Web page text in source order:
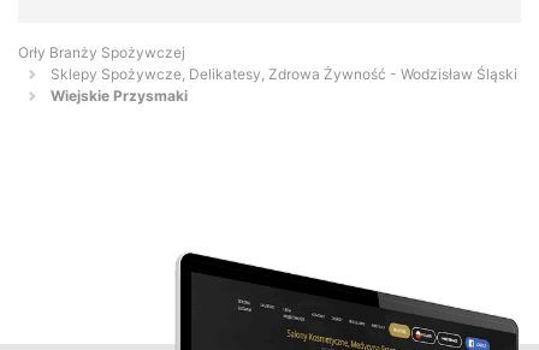
Orły Branży Spożywczej
Sklepy Spożywcze, Delikatesy, Zdrowa Żywność - Wodzisław Śląski
Wiejskie Przysmaki